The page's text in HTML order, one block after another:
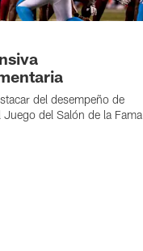
del desempeño de
Juego del Salón de la Fama